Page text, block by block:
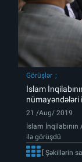
Görüşlər
İslam
nümayəndələri
21 /Aug/ 2019
İslam
ilə görüşdü
[ Şəkillərin